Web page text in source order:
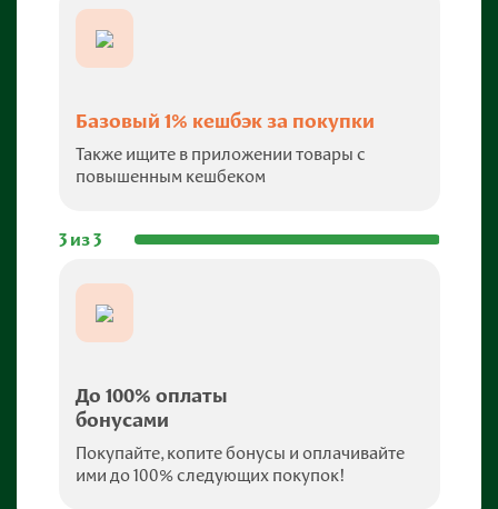
Базовый 1% кешбэк за покупки
Также ищите в приложении товары с
повышенным кешбеком
3 из 3
До 100% оплаты
бонусами
Покупайте, копите бонусы и оплачивайте
ими до 100% следующих покупок!